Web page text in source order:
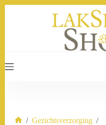
/ Gezichtsverzorging /